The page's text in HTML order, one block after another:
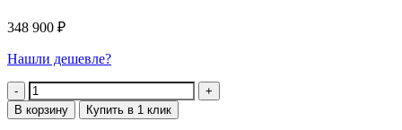
348 900 ₽
Нашли дешевле?
Количество
В корзину Купить в 1 клик